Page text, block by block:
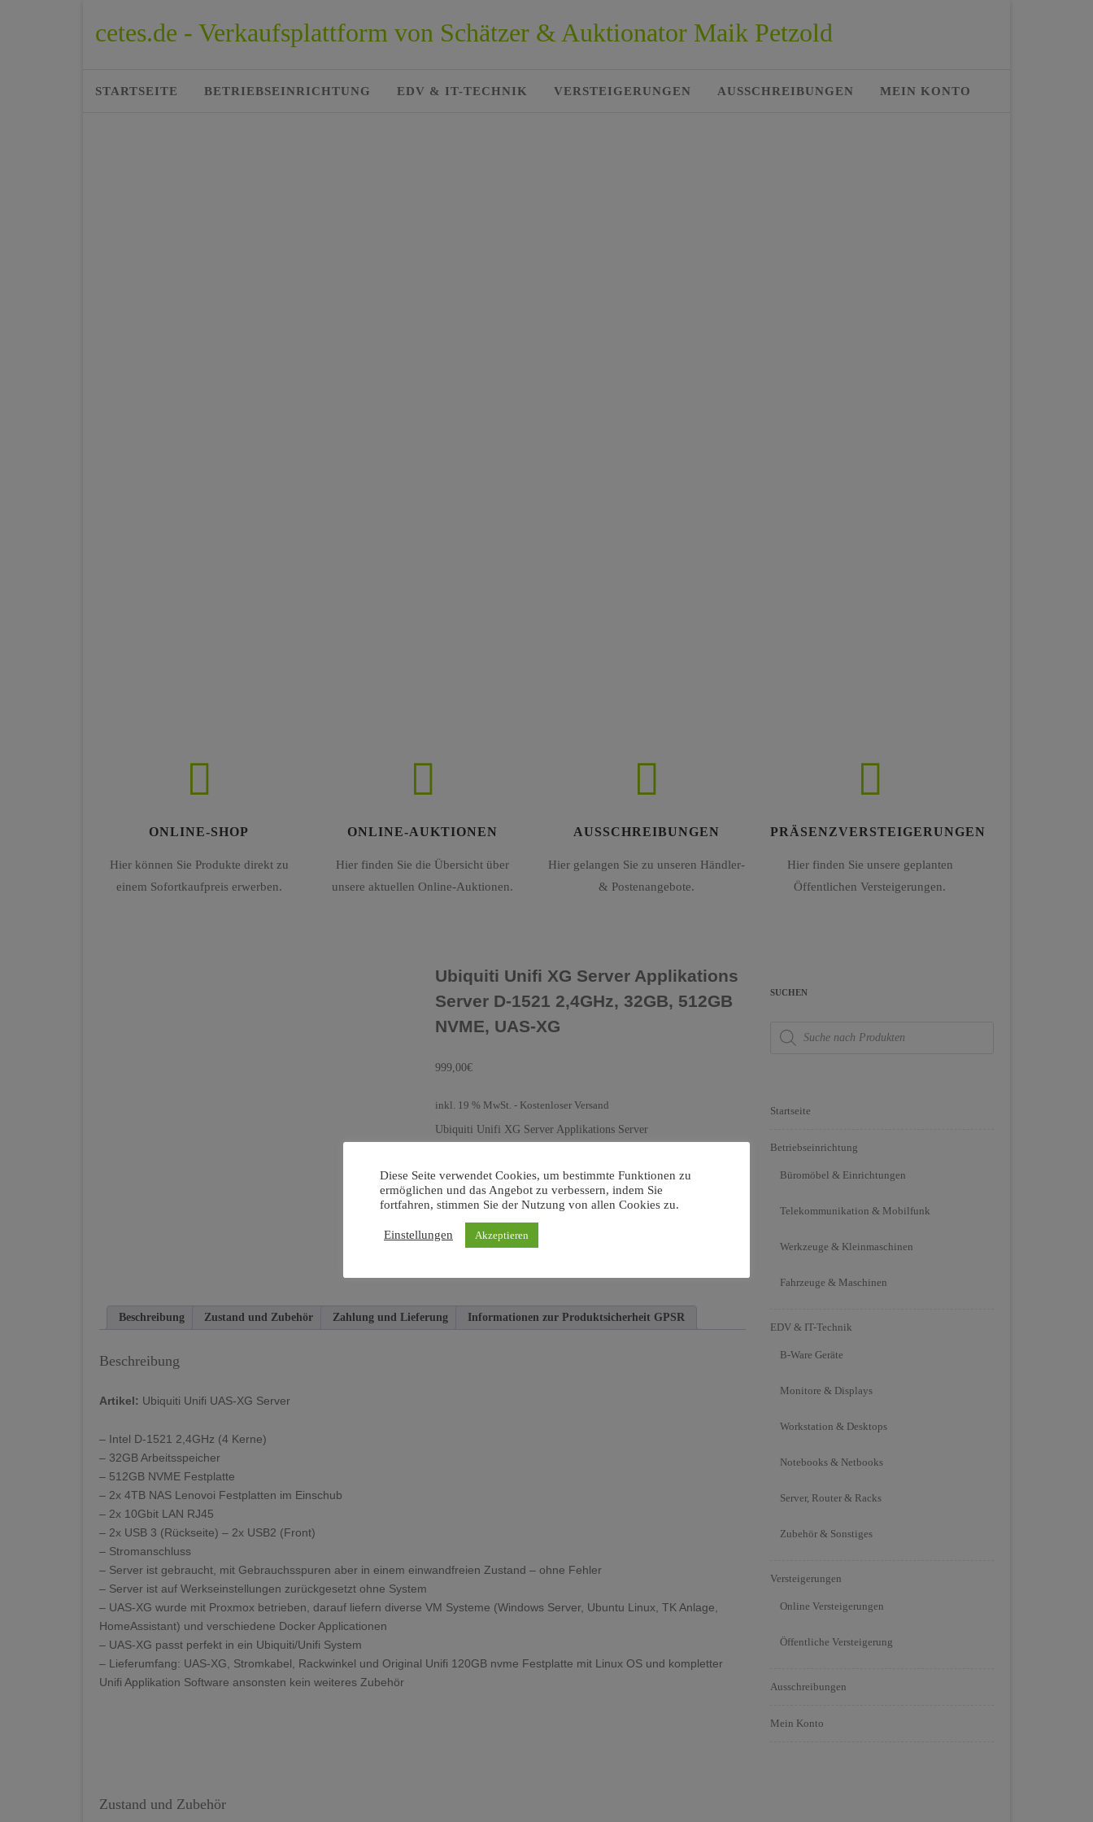
cetes.de - Verkaufsplattform von Schätzer & Auktionator Maik Petzold
STARTSEITE BETRIEBSEINRICHTUNG EDV & IT-TECHNIK VERSTEIGERUNGEN AUSSCHREIBUNGEN MEIN KONTO
ONLINE-SHOP
Hier können Sie Produkte direkt zu
einem Sofortkaufpreis erwerben.
ONLINE-AUKTIONEN
Hier finden Sie die Übersicht über
unsere aktuellen Online-Auktionen.
AUSSCHREIBUNGEN
Hier gelangen Sie zu unseren Händler-
& Postenangebote.
PRÄSENZVERSTEIGERUNGEN
Hier finden Sie unsere geplanten
Öffentlichen Versteigerungen.
Ubiquiti Unifi XG Server Applikations
Server D-1521 2,4GHz, 32GB, 512GB
NVME, UAS-XG
999,00€
inkl. 19 % MwSt. - Kostenloser Versand
Ubiquiti Unifi XG Server Applikations Server
Nur noch 1 vorrätig
Applikations
Server
In den Warenkorb
Beschreibung Zustand und Zubehör Zahlung und Lieferung Informationen zur Produktsicherheit GPSR
Beschreibung
Artikel: Ubiquiti Unifi UAS-XG Server
– Intel D-1521 2,4GHz (4 Kerne)
– 32GB Arbeitsspeicher
– 512GB NVME Festplatte
– 2x 4TB NAS Lenovoi Festplatten im Einschub
– 2x 10Gbit LAN RJ45
– 2x USB 3 (Rückseite) – 2x USB2 (Front)
– Stromanschluss
– Server ist gebraucht, mit Gebrauchsspuren aber in einem einwandfreien Zustand – ohne Fehler
– Server ist auf Werkseinstellungen zurückgesetzt ohne System
– UAS-XG wurde mit Proxmox betrieben, darauf liefern diverse VM Systeme (Windows Server, Ubuntu Linux, TK Anlage,
HomeAssistant) und verschiedene Docker Applicationen
– UAS-XG passt perfekt in ein Ubiquiti/Unifi System
– Lieferumfang: UAS-XG, Stromkabel, Rackwinkel und Original Unifi 120GB nvme Festplatte mit Linux OS und kompletter
Unifi Applikation Software ansonsten kein weiteres Zubehör
Zustand und Zubehör
SUCHEN
search
Startseite
Betriebseinrichtung
Büromöbel & Einrichtungen
Telekommunikation & Mobilfunk
Werkzeuge & Kleinmaschinen
Fahrzeuge & Maschinen
EDV & IT-Technik
B-Ware Geräte
Monitore & Displays
Workstation & Desktops
Notebooks & Netbooks
Server, Router & Racks
Zubehör & Sonstiges
Versteigerungen
Online Versteigerungen
Öffentliche Versteigerung
Ausschreibungen
Mein Konto
Diese Seite verwendet Cookies, um bestimmte Funktionen zu
ermöglichen und das Angebot zu verbessern, indem Sie
fortfahren, stimmen Sie der Nutzung von allen Cookies zu.
Einstellungen Akzeptieren